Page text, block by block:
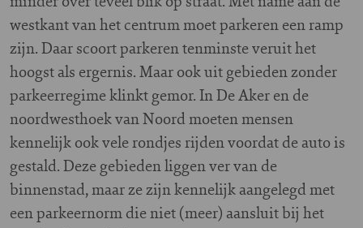
westkant van het centrum moet parkeren een ramp
zijn. Daar scoort parkeren tenminste veruit het
hoogst als ergernis. Maar ook uit gebieden zonder
parkeerregime klinkt gemor. In De Aker en de
noordwesthoek van Noord moeten mensen
kennelijk ook vele rondjes rijden voordat de auto is
gestald. Deze gebieden liggen ver van de
binnenstad, maar ze zijn kennelijk aangelegd met
een parkeernorm die niet (meer) aansluit bij het